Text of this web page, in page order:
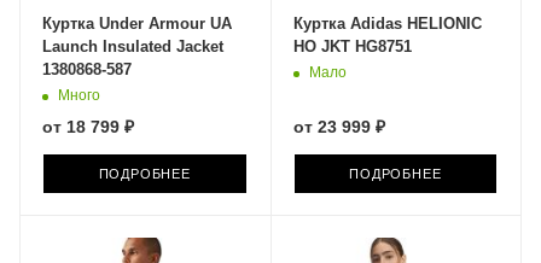
Куртка Under Armour UA
Launch Insulated Jacket
1380868-587
Много
от 18 799 ₽
ПОДРОБНЕЕ
Куртка Adidas HELIONIC
HO JKT HG8751
Мало
от 23 999 ₽
ПОДРОБНЕЕ